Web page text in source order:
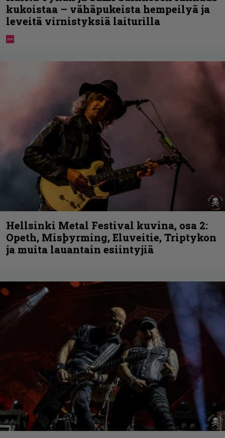
kukoistaa – vähäpukeista hempeilyä ja
leveitä virnistyksiä laiturilla
Hellsinki Metal Festival kuvina, osa 2:
Opeth, Misþyrming, Eluveitie, Triptykon
ja muita lauantain esiintyjiä